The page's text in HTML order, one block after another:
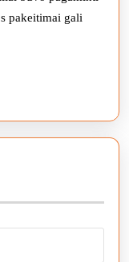
pakeitimai gali